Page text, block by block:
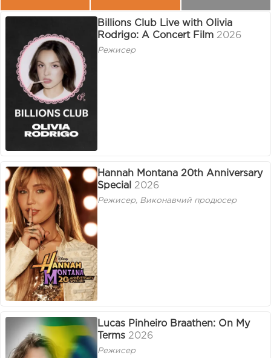
Billions Club Live with Olivia
Rodrigo: A Concert Film 2026
Режисер
Hannah Montana 20th Anniversary
Special 2026
Режисер, Виконавчий продюсер
Lucas Pinheiro Braathen: On My
Terms 2026
Режисер